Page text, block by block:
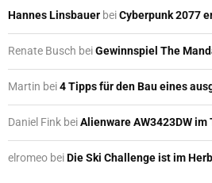
Hannes Linsbauer beiCyberpunk 2077
Renate Busch beiGewinnspiel The
Martin bei4 Tipps für den Bau eines
Daniel Fink beiAlienware AW3423DW
elromeo beiDie Ski Challenge ist im